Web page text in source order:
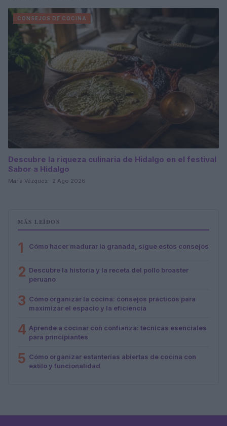
CONSEJOS DE COCINA
Descubre la riqueza culinaria de Hidalgo en el festival
Sabor a Hidalgo
María Vázquez · 2 Ago 2026
MÁS LEÍDOS
1 Cómo hacer madurar la granada, sigue estos consejos
2 Descubre la historia y la receta del pollo broaster
peruano
3 Cómo organizar la cocina: consejos prácticos para
maximizar el espacio y la eficiencia
4 Aprende a cocinar con confianza: técnicas esenciales
para principiantes
5 Cómo organizar estanterías abiertas de cocina con
estilo y funcionalidad